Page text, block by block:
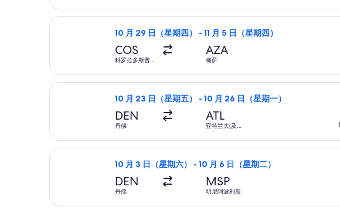
10 月 29 日（星期四） - 11 月 5 日（星期四）
COS
科罗拉多斯普
AZA
梅萨
选择Allegiant Air航班，10 月 29 日（星期四）从科罗
10 月 23 日（星期五） - 10 月 26 日（星期一）
DEN
丹佛
ATL
亚特兰大(及邻
选择边疆航空航班，10 月 23 日（星期五）从丹佛前往
10 月 3 日（星期六） - 10 月 6 日（星期二）
DEN
丹佛
MSP
明尼阿波利斯
选择美國西南航空航班，10 月 3 日（星期六）从丹佛